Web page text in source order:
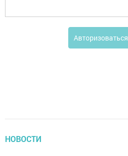
Авторизоваться
НОВОСТИ